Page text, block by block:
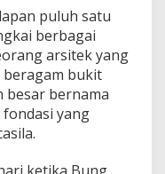
puluh satu
berbagai
arsitek yang
bukit
besar bernama
yang